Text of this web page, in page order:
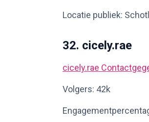
Locatie publiek:
32. cicely.rae
cicely.rae
Volgers: 42k